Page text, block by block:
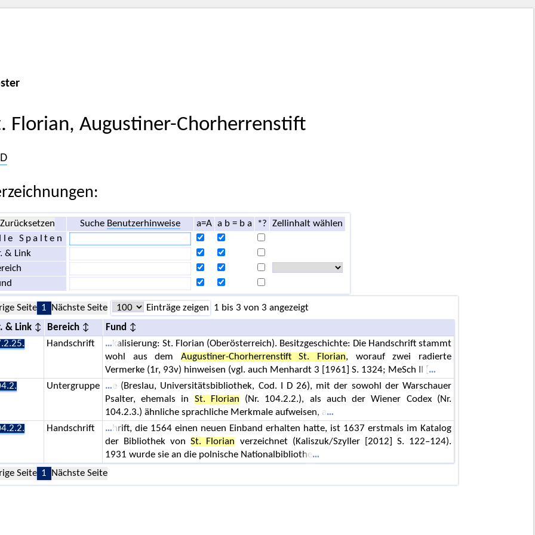
Florian, Augustiner-Chorherrenstift
Zurücksetzen Suche Benutzerhinweise a=A a b = b a *?
Zellinhalt wählen
Spalten
& Link
Seite 1 Nächste Seite Einträge zeigen 1 bis 3 von 3 angezeigt
& Link Bereich
Fund
Handschrift
kalisierung: St. Florian (Oberösterreich). Besitzgeschichte: Die Handschrift stammt
wohl aus dem Augustiner-Chorherrenstift St. Florian, worauf zwei radierte
Vermerke (1r, 93v) hinweisen (vgl. auch Menhardt 3 [1961] S. 1324; MeSch II [
Untergruppe
e (Breslau, Universitätsbibliothek, Cod. I D 26), mit der sowohl der Warschauer
Psalter, ehemals in St. Florian (Nr. 104.2.2.), als auch der Wiener Codex (Nr.
104.2.3.) ähnliche sprachliche Merkmale aufweisen, a
Handschrift
hrift, die 1564 einen neuen Einband erhalten hatte, ist 1637 erstmals im Katalog
der Bibliothek vonSt. Florian verzeichnet (Kaliszuk/Szyller [2012] S. 122–124).
1931 wurde sie an die polnische Nationalbibliothe
Seite 1 Nächste Seite